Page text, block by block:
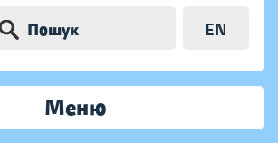
Пошук EN
Меню